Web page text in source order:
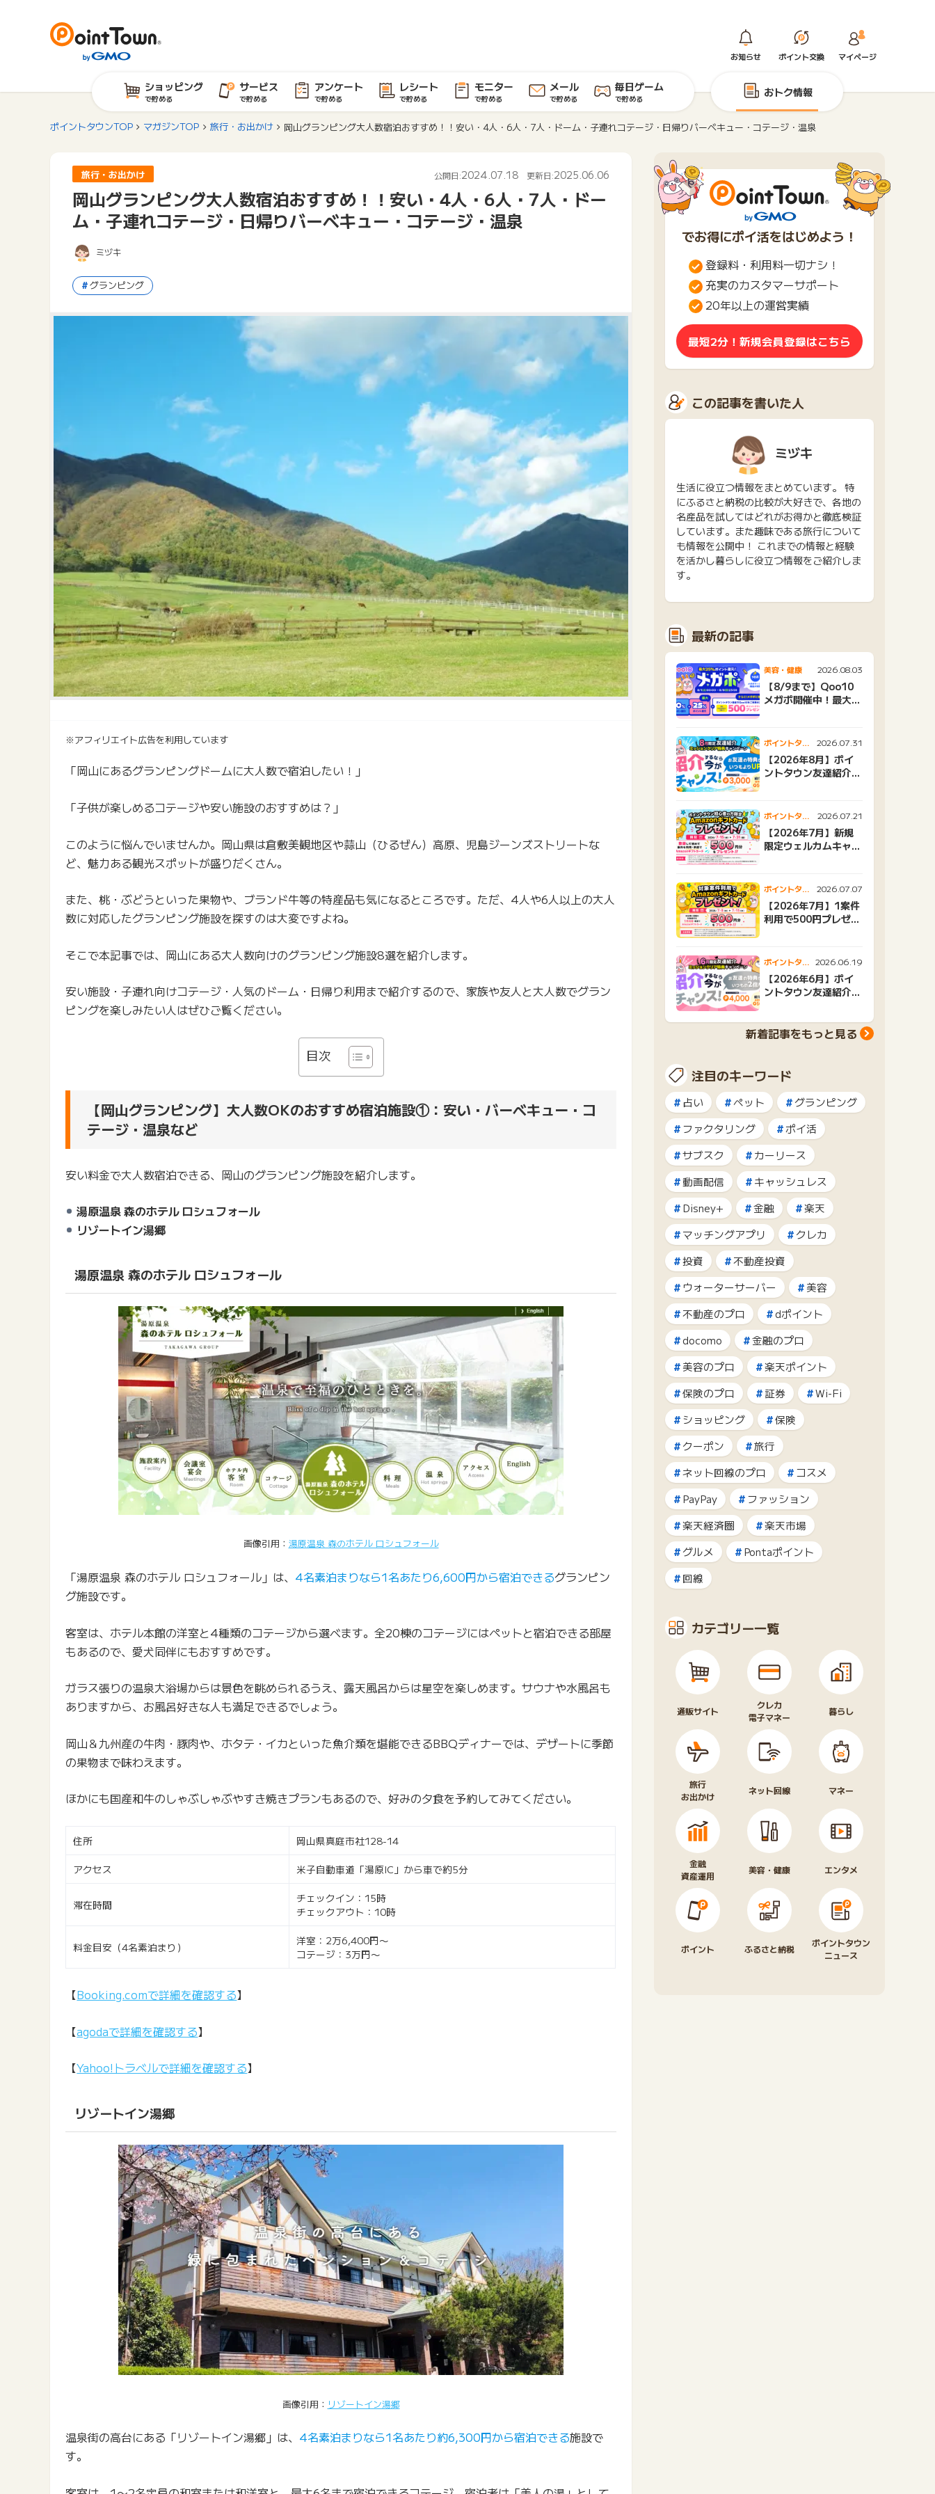
お知らせ ポイント交換 マイページ
ショッピング
で貯める
サービス
で貯める
アンケート
で貯める
レシート
で貯める
モニター
で貯める
メール
で貯める
毎日ゲーム
で貯める おトク情報
ポイントタウンTOP マガジンTOP 旅行・お出かけ 岡山グランピング大人数宿泊おすすめ！！安い・4人・6人・7人・ドーム・子連れコテージ・日帰りバーベキュー・コテージ・温泉
旅行・お出かけ 公開日:2024.07.18 更新日:2025.06.06
岡山グランピング大人数宿泊おすすめ！！安い・4人・6人・7人・ドー
ム・子連れコテージ・日帰りバーベキュー・コテージ・温泉
ミヅキ
グランピング
※アフィリエイト広告を利用しています
「岡山にあるグランピングドームに大人数で宿泊したい！」
「子供が楽しめるコテージや安い施設のおすすめは？」
このように悩んでいませんか。岡山県は倉敷美観地区や蒜山（ひるぜん）高原、児島ジーンズストリートな
ど、魅力ある観光スポットが盛りだくさん。
また、桃・ぶどうといった果物や、ブランド牛等の特産品も気になるところです。ただ、4人や6人以上の大人
数に対応したグランピング施設を探すのは大変ですよね。
そこで本記事では、岡山にある大人数向けのグランピング施設8選を紹介します。
安い施設・子連れ向けコテージ・人気のドーム・日帰り利用まで紹介するので、家族や友人と大人数でグラン
ピングを楽しみたい人はぜひご覧ください。
目次
【岡山グランピング】大人数OKのおすすめ宿泊施設①：安い・バーベキュー・コ
テージ・温泉など
安い料金で大人数宿泊できる、岡山のグランピング施設を紹介します。
湯原温泉 森のホテル ロシュフォール
リゾートイン湯郷
湯原温泉 森のホテル ロシュフォール
画像引用： 湯原温泉 森のホテル ロシュフォール
「湯原温泉 森のホテル ロシュフォール」は、 4名素泊まりなら1名あたり6,600円から宿泊できるグランピン
グ施設です。
客室は、ホテル本館の洋室と4種類のコテージから選べます。全20棟のコテージにはペットと宿泊できる部屋
もあるので、愛犬同伴にもおすすめです。
ガラス張りの温泉大浴場からは景色を眺められるうえ、露天風呂からは星空を楽しめます。サウナや水風呂も
ありますから、お風呂好きな人も満足できるでしょう。
岡山＆九州産の牛肉・豚肉や、ホタテ・イカといった魚介類を堪能できるBBQディナーでは、デザートに季節
の果物まで味わえます。
ほかにも国産和牛のしゃぶしゃぶやすき焼きプランもあるので、好みの夕食を予約してみてください。
住所 岡山県真庭市社128-14
アクセス 米子自動車道「湯原IC」から車で約5分
滞在時間
チェックイン：15時
チェックアウト：10時
料金目安（4名素泊まり）
洋室：2万6,400円〜
コテージ：3万円〜
【Booking.comで詳細を確認する】
【agodaで詳細を確認する】
【Yahoo!トラベルで詳細を確認する】
リゾートイン湯郷
画像引用： リゾートイン湯郷
温泉街の高台にある「リゾートイン湯郷」は、 4名素泊まりなら1名あたり約6,300円から宿泊できる施設で
す。
でお得にポイ活をはじめよう！
登録料・利用料一切ナシ！
充実のカスタマーサポート
20年以上の運営実績
最短2分！新規会員登録はこちら
この記事を書いた人
ミヅキ
生活に役立つ情報をまとめています。 特
にふるさと納税の比較が大好きで、各地の
名産品を試してはどれがお得かと徹底検証
しています。また趣味である旅行について
も情報を公開中！ これまでの情報と経験
を活かし暮らしに役立つ情報をご紹介しま
す。
最新の記事
美容・健康 2026.08.03
【8/9まで】Qoo10
メガポ開催中！最大
ポイントタウ
ンニュース
2026.07.31
【2026年8月】ポイ
ントタウン友達紹介キ
ポイントタウ
ンニュース
2026.07.21
【2026年7月】新規
限定ウェルカムキャン
ポイントタウ
ンニュース
2026.07.07
【2026年7月】1案件
利用で500円プレゼン
ポイントタウ
ンニュース
2026.06.19
【2026年6月】ポイ
ントタウン友達紹介キ
新着記事をもっと見る
注目のキーワード
占い ペット
グランピング
ファクタリング
ポイ活
サブスク
カーリース
動画配信
キャッシュレス
Disney+
金融
楽天
マッチングアプリ
クレカ
投資
不動産投資
ウォーターサーバー
美容
不動産のプロ
dポイント
docomo
金融のプロ
美容のプロ
楽天ポイント
保険のプロ
証券
Wi-Fi
ショッピング
保険
クーポン
旅行
ネット回線のプロ
コスメ
PayPay
ファッション
楽天経済圏
楽天市場
グルメ
Pontaポイント
回線
カテゴリー一覧
通販サイト
クレカ
電子マネー
暮らし
旅行
お出かけ
ネット回線 マネー
金融
資産運用
美容・健康 エンタメ
ポイント ふるさと納税
ポイントタウン
ニュース